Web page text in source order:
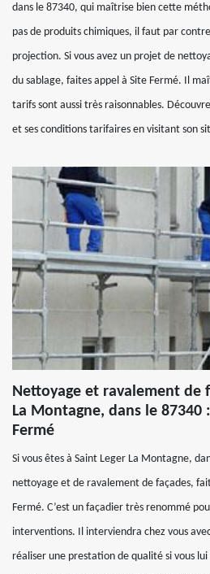
dans le 87340, qui maîtrise bien cette
pas de produits chimiques, il faut par
projection. Si vous avez un projet de
du sablage, faites appel à Site Fermé. Il
tarifs sont aussi très raisonnables.
et ses conditions tarifaires en visitant son
Nettoyage et ravalement de
La Montagne, dans le 87340
Fermé
Si vous êtes à Saint Leger La Montagne,
nettoyage et de ravalement de façades,
Fermé. C’est un façadier très renommé
interventions. Il interviendra chez vous
réaliser une prestation de qualité si vous